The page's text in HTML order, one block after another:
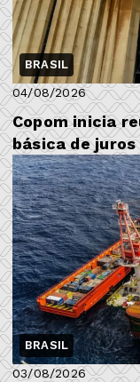
BRASIL
04/08/2026
Copom inicia
básica de juros
BRASIL
03/08/2026